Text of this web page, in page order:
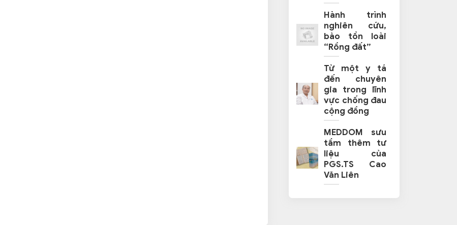
Hành trình
nghiên cứu,
bảo tồn loài
“Rồng đất”
Từ một y tá
đến chuyên
gia trong lĩnh
vực chống đau
cộng đồng
MEDDOM sưu
tầm thêm tư
liệu của
PGS.TS Cao
Văn Liên